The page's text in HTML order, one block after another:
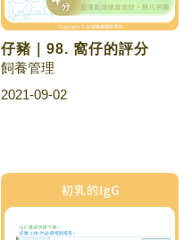
仔豬｜98. 窩仔的評分
飼養管理
2021-09-02